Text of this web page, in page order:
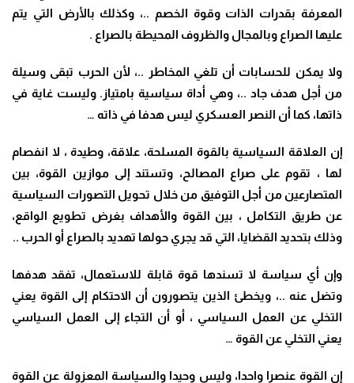
المعرفة بقدرات الذات وقوة الخصم ..، وكذلك بالأرض التي يتم
عليها الصراع وبالمجال والظروف المحيطة بالصراع .
ولا يمكن للحسابات أن تلغي المخاطر ..، لأن الحرب تبقى وسيلة
من أجل هدف جاد ..، وهي أداة سياسية بامتياز. وليست غاية في
ذاتها، كما أن النصر العسكري ليس هدفا في ذاته …
إن العلاقة السياسية بالقوة المسلحة، علاقة، وطيدة ، لا انفصام
لها ، تقوم على صراع المصالح، وتستند إلى موازين القوة، بين
المتصارعين من أجل التوفيق من خلال تحويل التصورات السياسية
عن طريق التكامل ، بين القوة والأهداف بغرض تطويع الواقع،
وذلك بتحديد القضايا، التي قد يجري حولها تهديد بالصراع أو الحرب ..
وإن أي سياسة لا تسندها قوة قابلة للاستعمال، تفقد هدفها
وتضل عنه ..، ويخطئ الذين يتصورون أن الاحتكام إلى القوة يعني
التخلي عن العمل السياسي ، أو أن التجاء إلى العمل السياسي
يعني التخلي عن القوة …
إن القوة عنصرا واحدا، وليس وحيدا والسياسة المعزولة عن القوة